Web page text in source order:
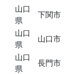
山口
県
下関市
山口
県
山口市
山口
県
長門市